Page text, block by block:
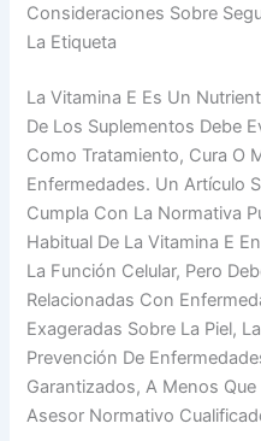
Consideraciones Sobre
La Etiqueta
La Vitamina E Es Un
De Los Suplementos Debe
Como Tratamiento, Cura O
Enfermedades. Un Artículo
Cumpla Con La Normativa
Habitual De La Vitamina E
La Función Celular, Pero
Relacionadas Con
Exageradas Sobre La Piel,
Prevención De
Garantizados, A Menos
Asesor Normativo